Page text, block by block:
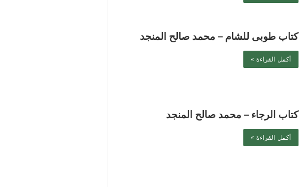
كتاب طوبى للشام – محمد صالح المنجد
أكمل القراءة »
كتاب الرجاء – محمد صالح المنجد
أكمل القراءة »